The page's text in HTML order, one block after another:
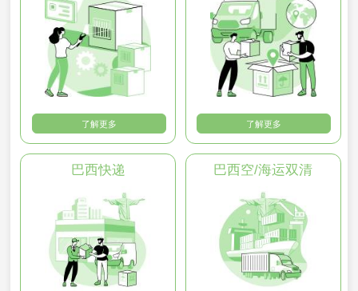
了解更多 了解更多
巴西快递 巴西空/海运双清